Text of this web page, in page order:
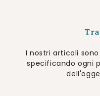
I nostri articoli
specificando ogni